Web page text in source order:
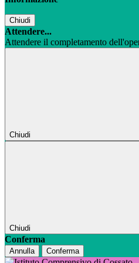
Chiudi
Attendere...
Attendere il completamento
Chiudi
Chiudi
Conferma
Annulla Conferma